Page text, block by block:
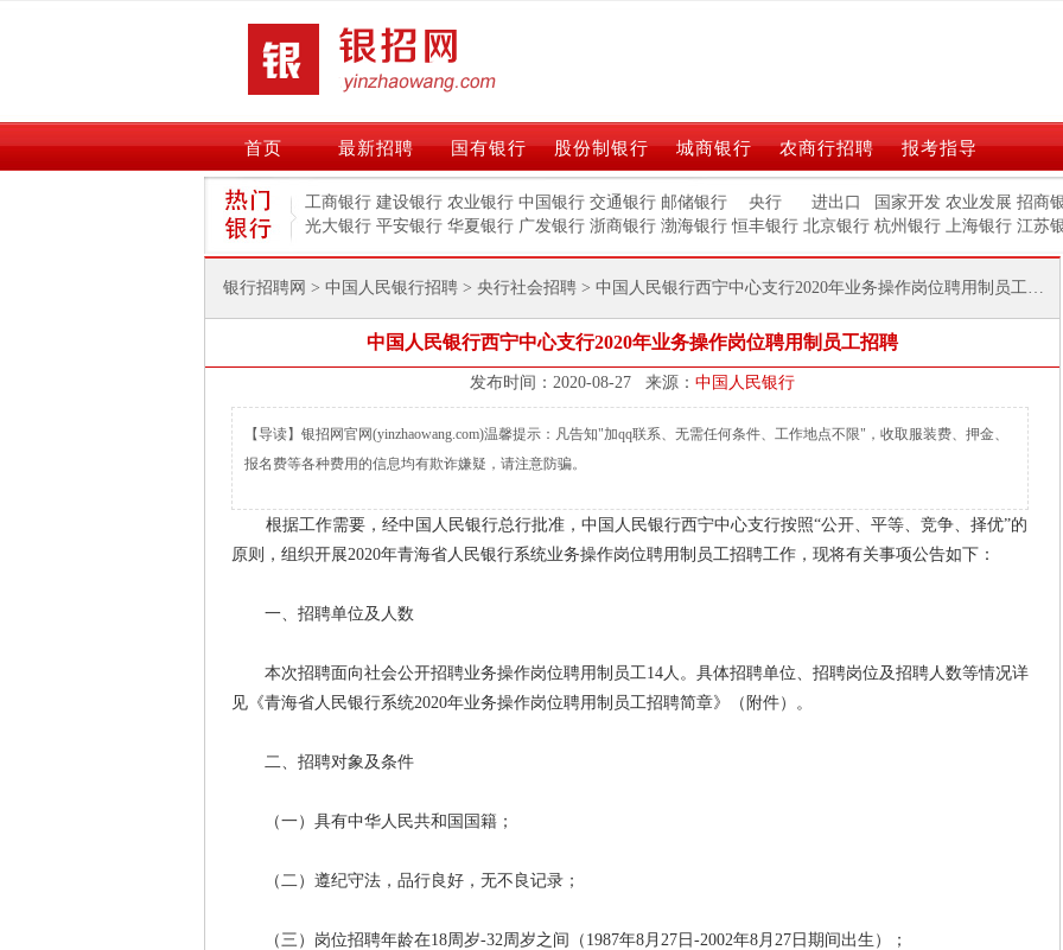
首页 最新招聘 国有银行 股份制银行 城商银行 农商行招聘 报考指导
工商银行 建设银行 农业银行 中国银行 交通银行 邮储银行 央行 进出口 国家开发 农业发展 招商
光大银行 平安银行 华夏银行 广发银行 浙商银行 渤海银行 恒丰银行 北京银行 杭州银行 上海银行 江苏
银行招聘网 > 中国人民银行招聘 > 央行社会招聘 > 中国人民银行西宁中心支行2020年业务操作岗位聘用制员工招聘
中国人民银行西宁中心支行2020年业务操作岗位聘用制员工招聘
发布时间：2020-08-27 来源： 中国人民银行
【导读】银招网官网(yinzhaowang.com)温馨提示：凡告知"加qq联系、无需任何条件、工作地点不限"，收取服装费、押金、
报名费等各种费用的信息均有欺诈嫌疑，请注意防骗。
根据工作需要，经中国人民银行总行批准，中国人民银行西宁中心支行按照“公开、平等、竞争、择优”的
原则，组织开展2020年青海省人民银行系统业务操作岗位聘用制员工招聘工作，现将有关事项公告如下：
一、招聘单位及人数
本次招聘面向社会公开招聘业务操作岗位聘用制员工14人。具体招聘单位、招聘岗位及招聘人数等情况详
见《青海省人民银行系统2020年业务操作岗位聘用制员工招聘简章》（附件）。
二、招聘对象及条件
（一）具有中华人民共和国国籍；
（二）遵纪守法，品行良好，无不良记录；
（三）岗位招聘年龄在18周岁-32周岁之间（1987年8月27日-2002年8月27日期间出生）；